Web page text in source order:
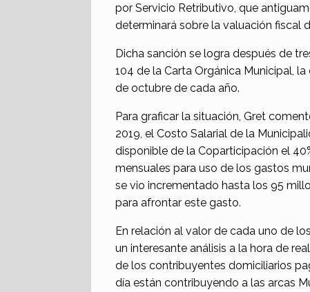
por Servicio Retributivo, que
determinará sobre la valuación fiscal
Dicha sanción se logra después de
104 de la Carta Orgánica Municipal,
de octubre de cada año.
Para graficar la situación, Gret
2019, el Costo Salarial de la
disponible de la Coparticipación el
mensuales para uso de los gastos
se vio incrementado hasta los 95
para afrontar este gasto.
En relación al valor de cada uno de
un interesante análisis a la hora de
de los contribuyentes domiciliarios
día están contribuyendo a las arcas